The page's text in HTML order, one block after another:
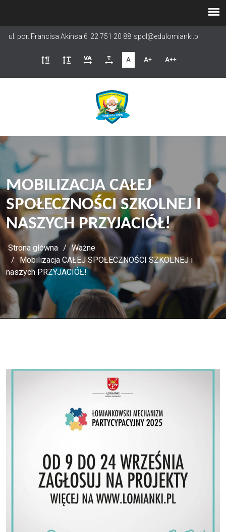
treści
ul. por. Francisa Akinsa 6 22 751 20 88 spdl@edulomianki.pl
A A+ A++
MOBILIZACJA CAŁEJ
SPOŁECZNOŚCI SZKOLNEJ I
NASZYCH PRZYJACIÓŁ!
Strona główna
Ważne
Mobilizacja CAŁEJ SPOŁECZNOŚCI SZKOLNEJ i
naszych PRZYJACIÓŁ!